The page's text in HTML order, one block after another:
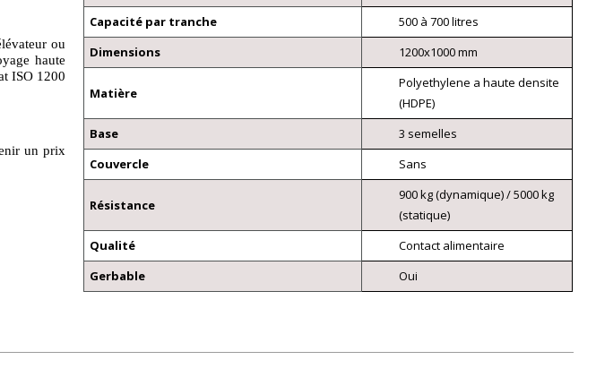
ou
haute
ISO 1200
un prix
Capacité par tranche
500 à 700 litres
Dimensions
1200x1000 mm
Matière
Polyethylene a haute densite
(HDPE)
Base
3 semelles
Couvercle
Sans
Résistance
900 kg (dynamique) / 5000 kg
(statique)
Qualité
Contact alimentaire
Gerbable
Oui